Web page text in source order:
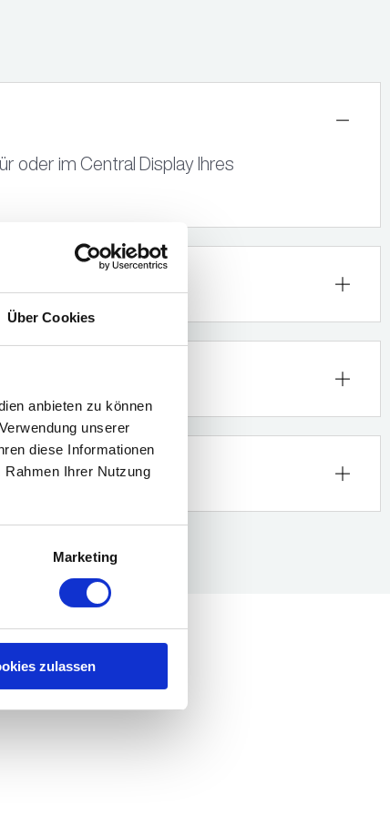
Über Cookies
anbieten zu können
unserer
diese Informationen
Ihrer Nutzung
Marketing
zulassen
oder im Central Display Ihres
BMW Reifen?